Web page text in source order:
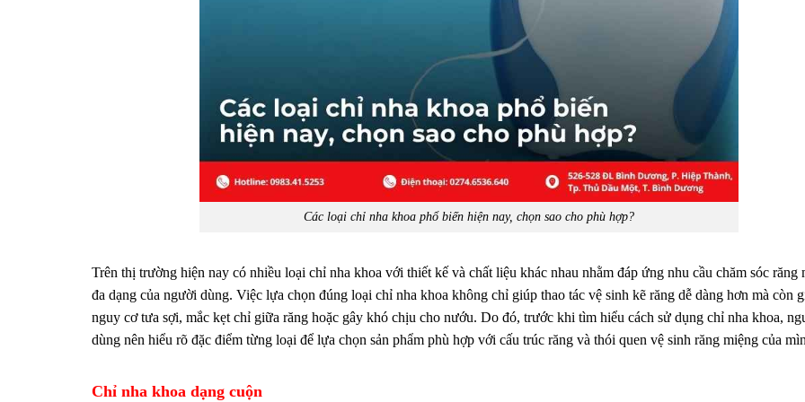
Các loại chỉ nha khoa phổ biến hiện nay, chọn sao cho phù hợp?
Trên thị trường hiện nay có nhiều loại chỉ nha khoa với thiết kế và chất liệu khác nhau nhằm đáp ứng nhu cầu chăm sóc răng
đa dạng của người dùng. Việc lựa chọn đúng loại chỉ nha khoa không chỉ giúp thao tác vệ sinh kẽ răng dễ dàng hơn mà còn
nguy cơ tưa sợi, mắc kẹt chỉ giữa răng hoặc gây khó chịu cho nướu. Do đó, trước khi tìm hiểu cách sử dụng chỉ nha khoa,
dùng nên hiểu rõ đặc điểm từng loại để lựa chọn sản phẩm phù hợp với cấu trúc răng và thói quen vệ sinh răng miệng của
Chỉ nha khoa dạng cuộn